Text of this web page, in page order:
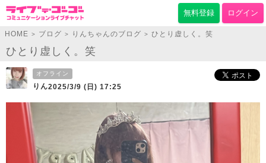
無料登録 ログイン
HOME > ブログ > りんちゃんのブログ > ひとり虚しく。笑
ひとり虚しく。笑
オフライン
りん2025/3/9 (日) 17:25